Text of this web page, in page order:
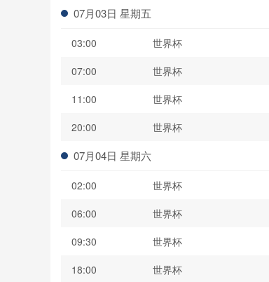
07月03日 星期五
03:00 世界杯
07:00
世界杯
11:00
世界杯
20:00
世界杯
07月04日 星期六
02:00 世界杯
06:00
世界杯
09:30
世界杯
18:00
世界杯